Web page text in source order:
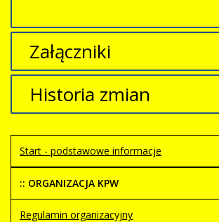
Załączniki
Brak załączników.
Historia zmian
Artykuł
został
utworzony.
środa,
03
kwiecień
Mirek
Start - podstawowe informacje
:: ORGANIZACJA KPW
Regulamin organizacyjny